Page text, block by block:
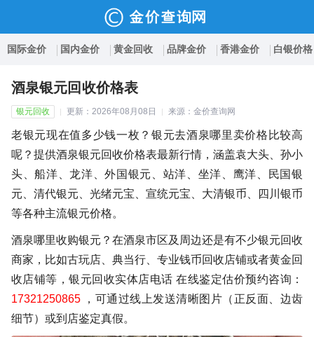
国际金价 国内金价 黄金回收 品牌金价 香港金价 白银价格
酒泉银元回收价格表
银元回收 更新：2026年08月08日 来源：金价查询网
老银元现在值多少钱一枚？银元去酒泉哪里卖价格比较高
呢？提供酒泉银元回收价格表最新行情，涵盖袁大头、孙小
头、船洋、龙洋、外国银元、站洋、坐洋、鹰洋、民国银
元、清代银元、光绪元宝、宣统元宝、大清银币、四川银币
等各种主流银元价格。
酒泉哪里收购银元？在酒泉市区及周边还是有不少银元回收
商家，比如古玩店、典当行、专业钱币回收店铺或者黄金回
收店铺等，银元回收实体店电话 在线鉴定估价预约咨询：
17321250865
，可通过线上发送清晰图片（正反面、边齿
细节）或到店鉴定真假。